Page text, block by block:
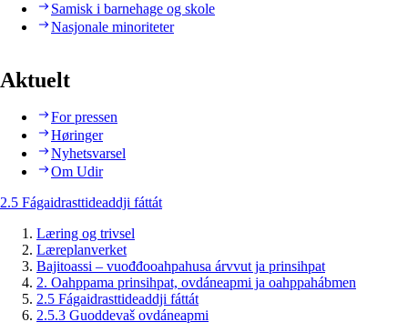
Samisk i barnehage og skole
Nasjonale minoriteter
Aktuelt
For pressen
Høringer
Nyhetsvarsel
Om Udir
2.5 Fágaidrasttideaddji fáttát
Læring og trivsel
Læreplanverket
Bajitoassi – vuođđooahpahusa árvvut ja prinsihpat
2. Oahppama prinsihpat, ovdáneapmi ja oahppahábmen
2.5 Fágaidrasttideaddji fáttát
2.5.3 Guoddevaš ovdáneapmi